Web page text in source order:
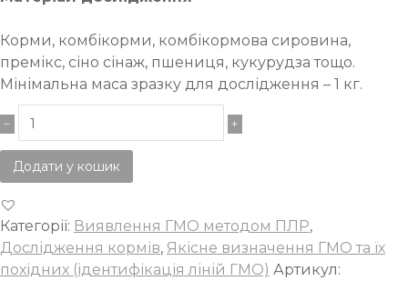
Корми, комбікорми, комбікормова сировина,
премікс, сіно сінаж, пшениця, кукурудза тощо.
Мінімальна маса зразку для дослідження – 1 кг.
Додати у кошик
Категорії: Виявлення ГМО методом ПЛР,
Дослідження кормів, Якісне визначення ГМО та їх
похідних (ідентифікація ліній ГМО) Артикул: